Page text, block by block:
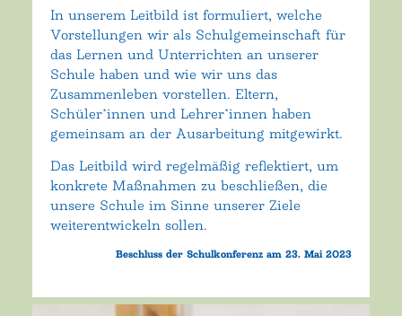
In unserem Leitbild ist formuliert, welche
Vorstellungen wir als Schulgemeinschaft für
das Lernen und Unterrichten an unserer
Schule haben und wie wir uns das
Zusammenleben vorstellen. Eltern,
Schüler*innen und Lehrer*innen haben
gemeinsam an der Ausarbeitung mitgewirkt.
Das Leitbild wird regelmäßig reflektiert, um
konkrete Maßnahmen zu beschließen, die
unsere Schule im Sinne unserer Ziele
weiterentwickeln sollen.
Beschluss der Schulkonferenz am 23. Mai 2023